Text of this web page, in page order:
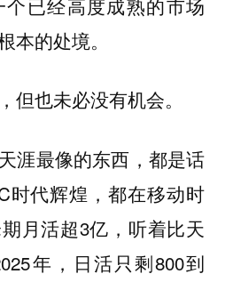
本的处境。
但也未必没有机会。
涯最像的东西，都是话
时代辉煌，都在移动时
月活超3亿，听着比天
年，日活只剩800到